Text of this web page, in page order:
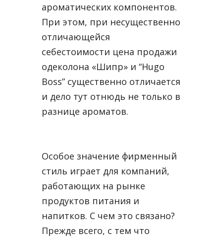
ароматических компонентов.
При этом, при несущественно
отличающейся
себестоимости цена продажи
одеколона «Шипр» и “Hugo
Boss” существенно отличается
и дело тут отнюдь не только в
разнице ароматов.
Особое значение фирменный
стиль играет для компаний,
работающих на рынке
продуктов питания и
напитков. С чем это связано?
Прежде всего, с тем что